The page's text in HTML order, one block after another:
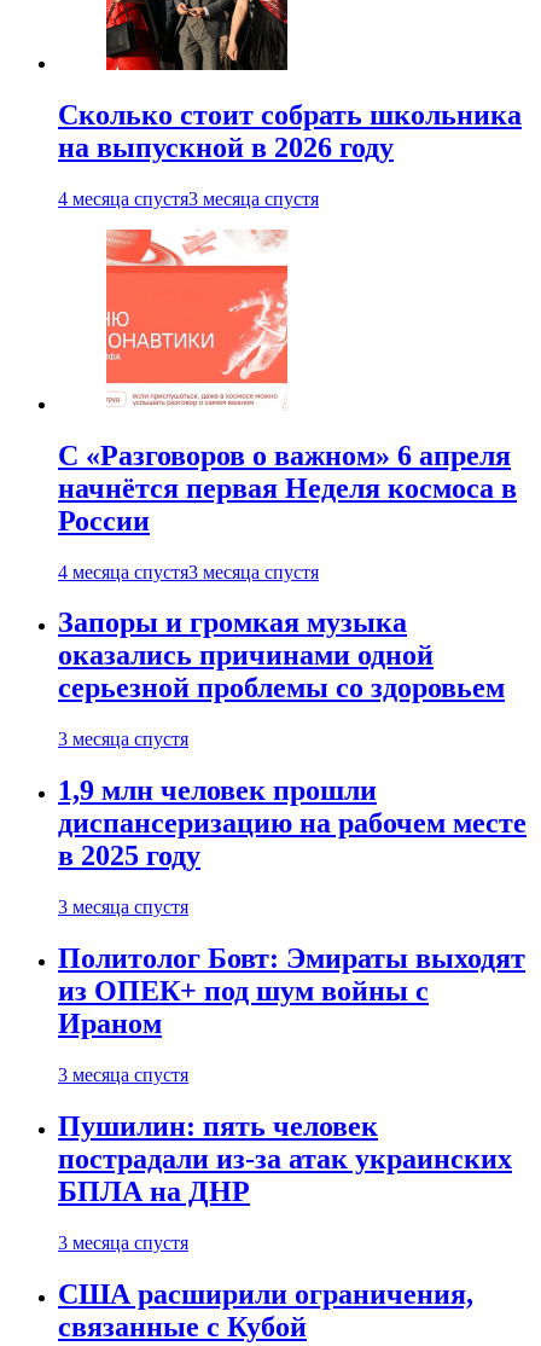
Сколько стоит собрать школьника
на выпускной в 2026 году
4 месяца спустя3 месяца спустя
С «Разговоров о важном» 6 апреля
начнётся первая Неделя космоса в
России
4 месяца спустя3 месяца спустя
Запоры и громкая музыка
оказались причинами одной
серьезной проблемы со здоровьем
3 месяца спустя
1,9 млн человек прошли
диспансеризацию на рабочем месте
в 2025 году
3 месяца спустя
Политолог Бовт: Эмираты выходят
из ОПЕК+ под шум войны с
Ираном
3 месяца спустя
Пушилин: пять человек
пострадали из-за атак украинских
БПЛА на ДНР
3 месяца спустя
США расширили ограничения,
связанные с Кубой